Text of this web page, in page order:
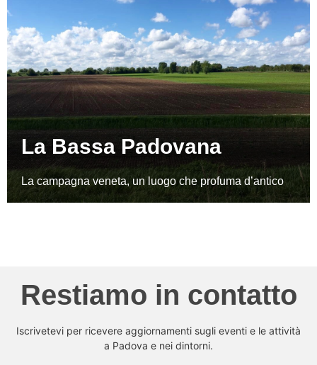
La Bassa Padovana
La campagna veneta, un luogo che profuma d’antico
Restiamo in contatto
Iscrivetevi per ricevere aggiornamenti sugli eventi e le attività
a Padova e nei dintorni.